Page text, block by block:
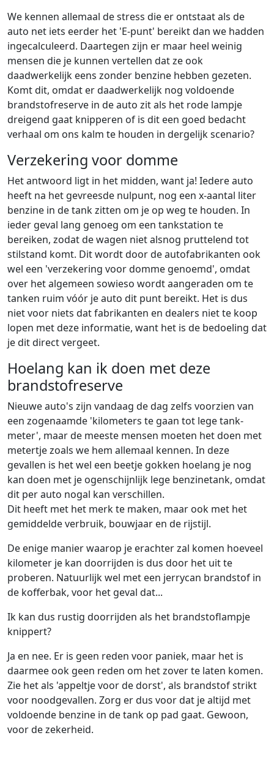
We kennen allemaal de stress die er ontstaat als de
auto net iets eerder het 'E-punt' bereikt dan we hadden
ingecalculeerd. Daartegen zijn er maar heel weinig
mensen die je kunnen vertellen dat ze ook
daadwerkelijk eens zonder benzine hebben gezeten.
Komt dit, omdat er daadwerkelijk nog voldoende
brandstofreserve in de auto zit als het rode lampje
dreigend gaat knipperen of is dit een goed bedacht
verhaal om ons kalm te houden in dergelijk scenario?
Verzekering voor domme
Het antwoord ligt in het midden, want ja! Iedere auto
heeft na het gevreesde nulpunt, nog een x-aantal liter
benzine in de tank zitten om je op weg te houden. In
ieder geval lang genoeg om een tankstation te
bereiken, zodat de wagen niet alsnog pruttelend tot
stilstand komt. Dit wordt door de autofabrikanten ook
wel een 'verzekering voor domme genoemd', omdat
over het algemeen sowieso wordt aangeraden om te
tanken ruim vóór je auto dit punt bereikt. Het is dus
niet voor niets dat fabrikanten en dealers niet te koop
lopen met deze informatie, want het is de bedoeling dat
je dit direct vergeet.
Hoelang kan ik doen met deze
brandstofreserve
Nieuwe auto's zijn vandaag de dag zelfs voorzien van
een zogenaamde 'kilometers te gaan tot lege tank-
meter', maar de meeste mensen moeten het doen met
metertje zoals we hem allemaal kennen. In deze
gevallen is het wel een beetje gokken hoelang je nog
kan doen met je ogenschijnlijk lege benzinetank, omdat
dit per auto nogal kan verschillen.
Dit heeft met het merk te maken, maar ook met het
gemiddelde verbruik, bouwjaar en de rijstijl.
De enige manier waarop je erachter zal komen hoeveel
kilometer je kan doorrijden is dus door het uit te
proberen. Natuurlijk wel met een jerrycan brandstof in
de kofferbak, voor het geval dat...
Ik kan dus rustig doorrijden als het brandstoflampje
knippert?
Ja en nee. Er is geen reden voor paniek, maar het is
daarmee ook geen reden om het zover te laten komen.
Zie het als 'appeltje voor de dorst', als brandstof strikt
voor noodgevallen. Zorg er dus voor dat je altijd met
voldoende benzine in de tank op pad gaat. Gewoon,
voor de zekerheid.